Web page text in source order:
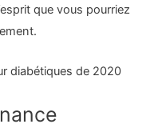
que vous pourriez
diabétiques de 2020